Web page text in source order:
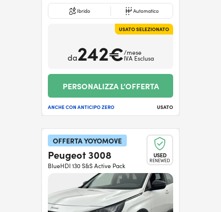
Ibrido Automatico
USATO SELEZIONATO
da242€/mese
IVA Esclusa
PERSONALIZZA L’OFFERTA
ANCHE CON ANTICIPO ZERO USATO
OFFERTA YOYOMOVE
USED
RENEWED
Peugeot 3008
BlueHDI 130 S&S Active Pack